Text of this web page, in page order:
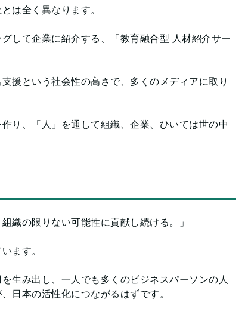
は全く異なります。
して企業に紹介する、「教育融合型 人材紹介サー
援という社会性の高さで、多くのメディアに取り
り、「人」を通して組織、企業、ひいては世の中
織の限りない可能性に貢献し続ける。」
ます。
生み出し、一人でも多くのビジネスパーソンの人
日本の活性化につながるはずです。